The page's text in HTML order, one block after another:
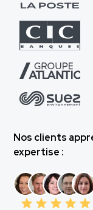
Nos clients
expertise :